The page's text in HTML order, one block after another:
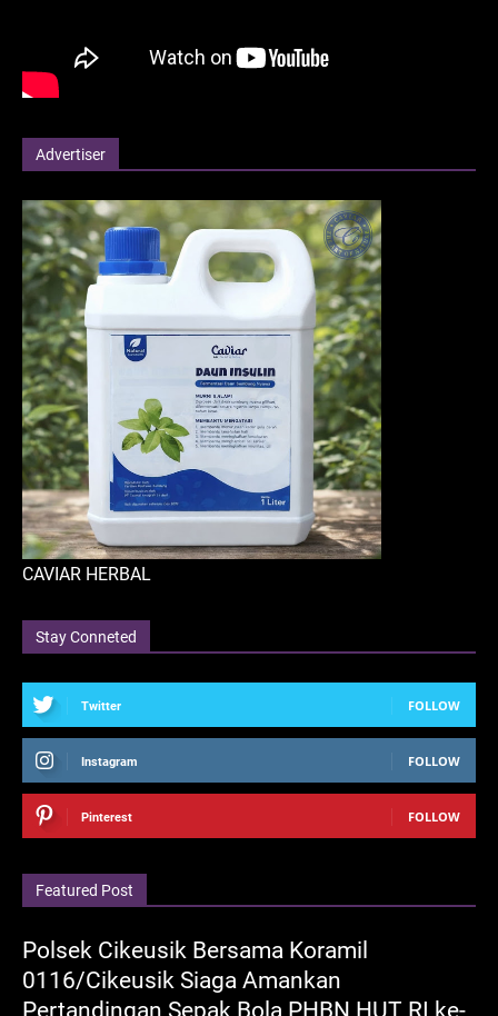
Advertiser
CAVIAR HERBAL
Stay Conneted
Twitter FOLLOW
Instagram FOLLOW
Pinterest FOLLOW
Featured Post
Polsek Cikeusik Bersama Koramil
0116/Cikeusik Siaga Amankan
Pertandingan Sepak Bola PHBN HUT RI ke-